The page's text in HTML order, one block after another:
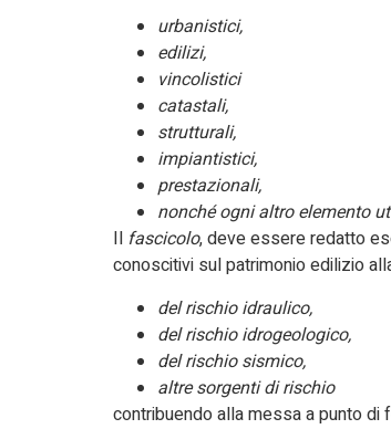
urbanistici,
edilizi,
vincolistici
catastali,
strutturali,
impiantistici,
prestazionali,
nonché ogni altro elemento
Il fascicolo, deve essere redatto
conoscitivi sul patrimonio edilizio
del rischio idraulico,
del rischio idrogeologico,
del rischio sismico,
altre sorgenti di rischio
contribuendo alla messa a punto